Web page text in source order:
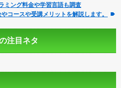
ミング料金や学習言語も調査
コースや受講メリットを解説します。
注目ネタ